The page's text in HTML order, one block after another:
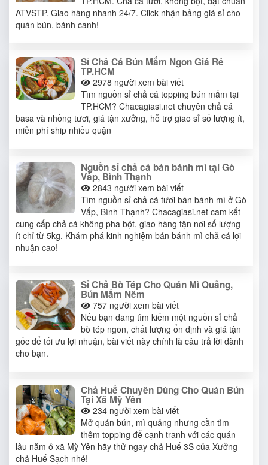
ATVSTP. Giao hàng nhanh 24/7. Click nhận bảng giá sỉ cho
quán bún, bánh canh!
Sỉ Chả Cá Bún Mắm Ngon Giá Rẻ
TP.HCM
2978 người xem bài viết
Tìm nguồn sỉ chả cá topping bún mắm tại
TP.HCM? Chacagiasi.net chuyên chả cá
basa và nhồng tươi, giá tận xưởng, hỗ trợ giao sỉ số lượng ít,
miễn phí ship nhiều quận
Nguồn sỉ chả cá bán bánh mì tại Gò
Vấp, Bình Thạnh
2843 người xem bài viết
Tìm nguồn sỉ chả cá tươi bán bánh mì ở Gò
Vấp, Bình Thạnh? Chacagiasi.net cam kết
cung cấp chả cá không pha bột, giao hàng tận nơi số lượng
ít chỉ từ 5kg. Khám phá kinh nghiệm bán bánh mì chả cá lợi
nhuận cao!
Sỉ Chả Bò Tép Cho Quán Mì Quảng,
Bún Mắm Nêm
757 người xem bài viết
Nếu bạn đang tìm kiếm một nguồn sỉ chả
bò tép ngon, chất lượng ổn định và giá tận
gốc để tối ưu lợi nhuận, bài viết này chính là câu trả lời dành
cho bạn.
Chả Huế Chuyên Dùng Cho Quán Bún
Tại Xã Mỹ Yên
234 người xem bài viết
Mở quán bún, mì quảng nhưng cần tìm
thêm topping để cạnh tranh với các quán
lâu năm ở xã Mỳ Yên hãy thử ngay chả Huế 3S của Xưởng
chả Huế Sạch nhé!